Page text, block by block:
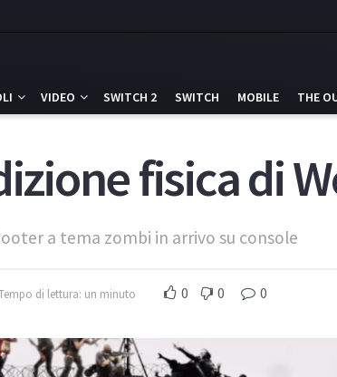
VIDEO SWITCH 2 SWITCH MOBILE THE
fisica di
a tema zombi in arrivo su console
di lettura: un minuto 0 0 0